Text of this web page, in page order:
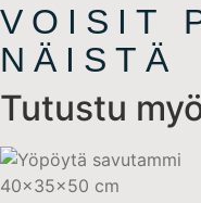
VOISIT
NÄISTÄ
Tutustu